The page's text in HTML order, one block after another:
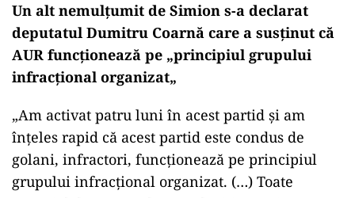
Un alt nemulțumit de Simion s-a declarat
deputatul Dumitru Coarnă care a susținut că
AUR funcționează pe „principiul grupului
infracțional organizat„
„Am activat patru luni în acest partid și am
înțeles rapid că acest partid este condus de
golani, infractori, funcționează pe principiul
grupului infracțional organizat. (…) Toate